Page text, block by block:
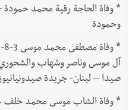
*
وحمودة
*
آل موسى وناصر وشهاب
صيدا – لبنان- جريدة
*